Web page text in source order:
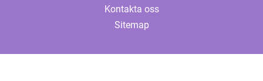
Kontakta oss
Sitemap